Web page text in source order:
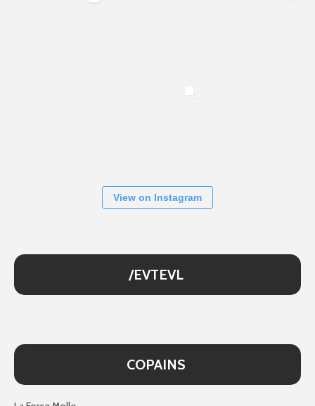
View on Instagram
/EVTEVL
COPAINS